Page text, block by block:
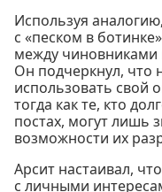
Используя
с «песком в
между чиновниками
Он подчеркнул, что
использовать свой
тогда как те, кто
постах, могут лишь
возможности их
Арсит настаивал,
с личными